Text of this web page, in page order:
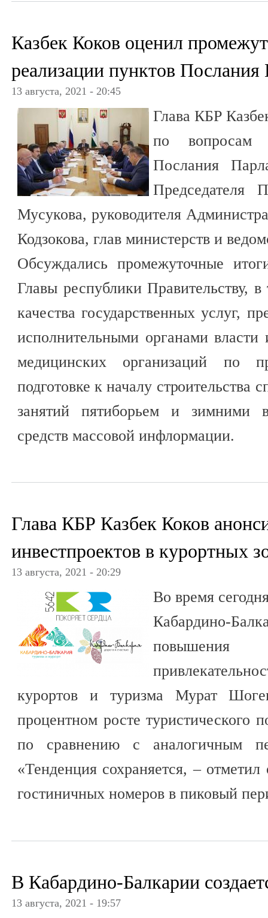
Казбек Коков оценил
реализации пунктов
13 августа, 2021 - 20:45
Глава КБР
по вопросам
Послания
Председателя
Мусукова, руководителя
Кодзокова, глав министерств и
Обсуждались промежуточные
Главы республики Правительству,
качества государственных услуг,
исполнительными органами
медицинских организаций по
подготовке к началу строительства
занятий пятиборьем и зимними
средств массовой инфлормации.
Глава КБР Казбек Коков
инвестпроектов в курортных
13 августа, 2021 - 20:29
Во время
Кабардино-
курортов и туризма Мурат
процентном росте туристического
по сравнению с аналогичным
«Тенденция сохраняется, – отметил
гостиничных номеров в пиковый
В Кабардино-Балкарии
13 августа, 2021 - 19:57